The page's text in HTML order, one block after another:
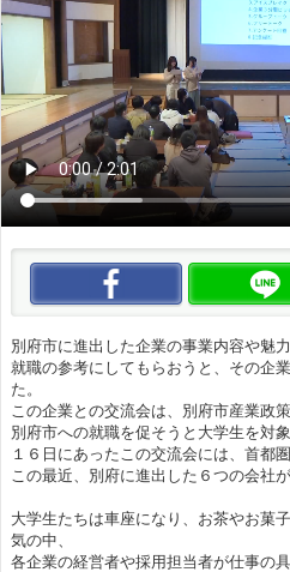
この動画をい
別府市に進出した企業の事業内容や魅
就職の参考にしてもらおうと、その企
た。
この企業との交流会は、別府市産業政
別府市への就職を促そうと大学生を対
１６日にあったこの交流会には、首都
この最近、別府に進出した６つの会社
大学生たちは車座になり、お茶やお菓
気の中、
各企業の経営者や採用担当者が仕事の